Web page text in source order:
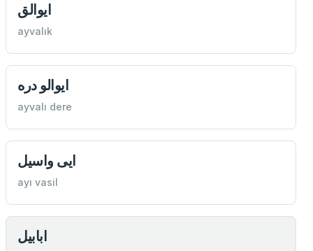
ايوالق
ayvalık
ايوالو دره
ayvalı dere
ايی واسيل
ayı vasil
ابابيل